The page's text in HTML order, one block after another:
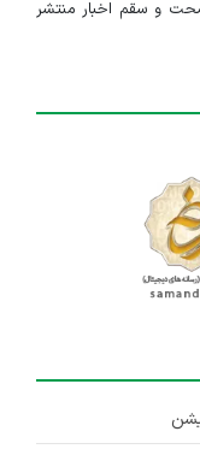
و سقم اخبار منتشر